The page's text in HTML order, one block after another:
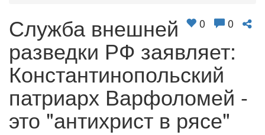
Галерея
Викторины
Ссылки
Религиозные учения и секты, справочник
0 0
Служба внешней
разведки РФ заявляет:
Константинопольский
патриарх Варфоломей -
это "антихрист в рясе"